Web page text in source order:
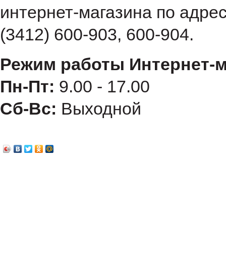
интернет-магазина по
(3412) 600-903, 600-904.
Режим работы Интернет-
Пн-Пт: 9.00 - 17.00
Сб-Вс: Выходной